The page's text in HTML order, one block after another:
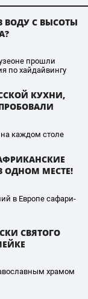
ВОДУ С ВЫСОТЫ
прошли
по хайдайвингу
КУХНИ,
каждом столе
ОДНОМ МЕСТЕ!
в Европе сафари-
СВЯТОГО
храмом